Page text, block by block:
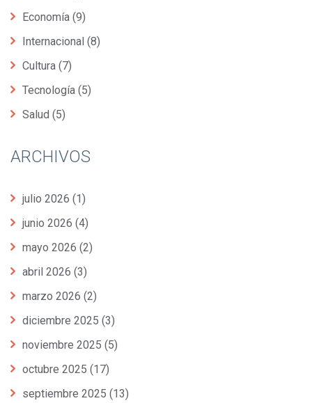
Economía (9)
Internacional (8)
Cultura (7)
Tecnología (5)
Salud (5)
ARCHIVOS
julio 2026 (1)
junio 2026 (4)
mayo 2026 (2)
abril 2026 (3)
marzo 2026 (2)
diciembre 2025 (3)
noviembre 2025 (5)
octubre 2025 (17)
septiembre 2025 (13)